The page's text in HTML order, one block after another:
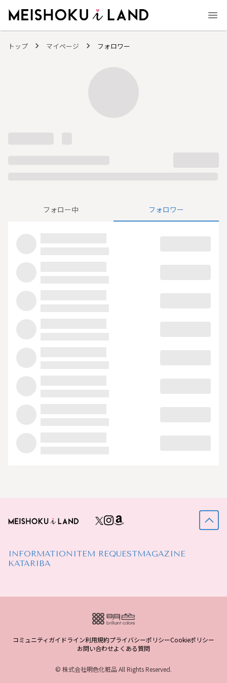
トップ マイページ フォロワー
フォロー中 フォロワー
INFORMATION ITEM REQUESTMAGAZINE
KATARIBA
コミュニティガイドライン利用規約プライバシーポリシーCookieポリシー
お問い合わせよくある質問
© 株式会社明色化粧品 All Rights Reserved.